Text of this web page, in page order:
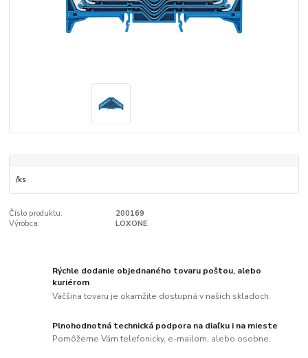
/ks
Číslo produktu:
200169
Výrobca:
LOXONE
Rýchle dodanie objednaného tovaru poštou, alebo
kuriérom
Väčšina tovaru je okamžite dostupná v našich skladoch.
Plnohodnotná technická podpora na diaľku i na mieste
Pomôžeme Vám telefonicky, e-mailom, alebo osobne.